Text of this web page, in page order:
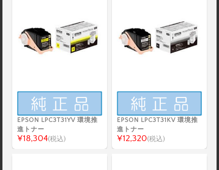
EPSON LPC3T31YV 環境推
進トナー
¥18,304(税込)
EPSON LPC3T31KV 環境推
進トナー
¥12,320(税込)